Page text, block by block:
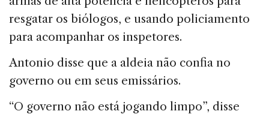
resgatar os biólogos, e usando policiamento
para acompanhar os inspetores.
Antonio disse que a aldeia não confia no
governo ou em seus emissários.
“O governo não está jogando limpo”, disse